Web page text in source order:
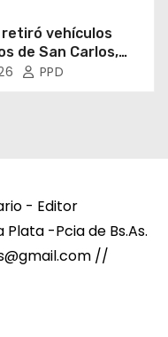
retiró vehículos
de San Carlos,
urbano
PPD
- Editor
-Pcia de Bs.As.
//